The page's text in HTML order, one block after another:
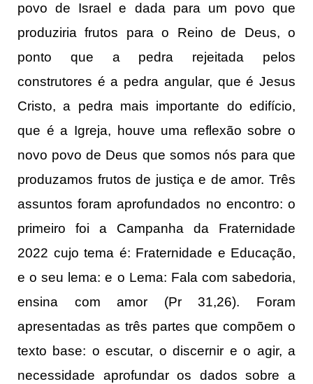
povo de Israel e dada para um povo que
produziria frutos para o Reino de Deus, o
ponto que a pedra rejeitada pelos
construtores é a pedra angular, que é Jesus
Cristo, a pedra mais importante do edifício,
que é a Igreja, houve uma reflexão sobre o
novo povo de Deus que somos nós para que
produzamos frutos de justiça e de amor. Três
assuntos foram aprofundados no encontro: o
primeiro foi a Campanha da Fraternidade
2022 cujo tema é: Fraternidade e Educação,
e o seu lema: e o Lema: Fala com sabedoria,
ensina com amor (Pr 31,26). Foram
apresentadas as três partes que compõem o
texto base: o escutar, o discernir e o agir, a
necessidade aprofundar os dados sobre a